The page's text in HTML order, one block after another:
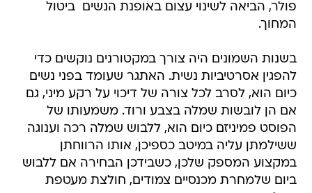
פולר, הביאה לשינוי עצום באופנת הנשים  ביטול
המחוך.
בשנות השמונים היה צורך במקטורנים נוקשים כדי
להפגין אסרטיביות נשית. האתגר שעומד בפני נשים
כיום הוא, לסרב לכל צורה של דיכוי על רקע מיני, גם
אם הן לובשות שמלה בצבע ורוד. משמעותו של
הפוסט פמיניזם כיום הוא, ללבוש שמלה רכה וענוגה
ששילמתן עליה במיטב כספיכן, אותו הרווחתן
במקצוע המספק שלכן, כשבידכן הבחירה אם ללבוש
ביום שלמחרת מכנסיים צמודים, חולצת מעטפת